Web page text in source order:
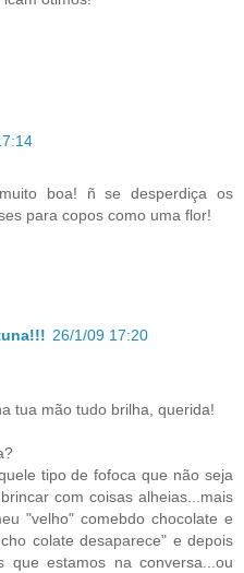
boa! ñ se desperdiça os
para copos como uma flor!
26/1/09 17:20
tua mão tudo brilha, querida!
tipo de fofoca que não seja
com coisas alheias...mais
"velho" comebdo chocolate e
colate desaparece" e depois
que estamos na conversa...ou